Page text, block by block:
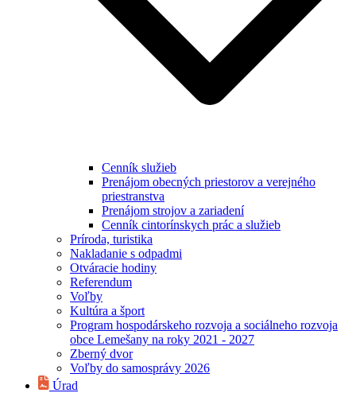
Cenník služieb
Prenájom obecných priestorov a verejného
priestranstva
Prenájom strojov a zariadení
Cenník cintorínskych prác a služieb
Príroda, turistika
Nakladanie s odpadmi
Otváracie hodiny
Referendum
Voľby
Kultúra a šport
Program hospodárskeho rozvoja a sociálneho rozvoja
obce Lemešany na roky 2021 - 2027
Zberný dvor
Voľby do samosprávy 2026
Úrad